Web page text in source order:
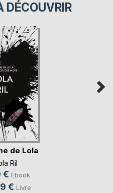
DÉCOUVRIR
de Lola
Ril
€ Ebook
€ Livre